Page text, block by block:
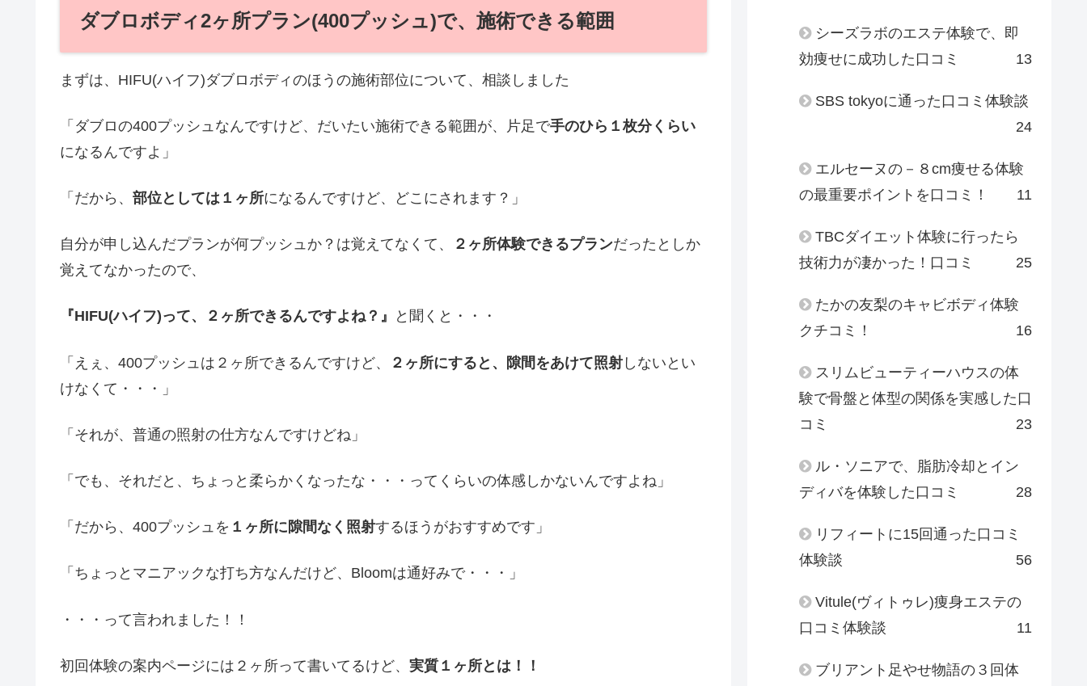
ダブロボディ2ヶ所プラン(400プッシュ)で、施術できる範囲
まずは、HIFU(ハイフ)ダブロボディのほうの施術部位について、相談しました
「ダブロの400プッシュなんですけど、だいたい施術できる範囲が、片足で手のひら１枚分くらい
になるんですよ」
「だから、 部位としては１ヶ所になるんですけど、どこにされます？」
自分が申し込んだプランが何プッシュか？は覚えてなくて、 ２ヶ所体験できるプランだったとしか
覚えてなかったので、
『HIFU(ハイフ)って、２ヶ所できるんですよね？』 と聞くと・・・
「えぇ、400プッシュは２ヶ所できるんですけど、 ２ヶ所にすると、隙間をあけて照射 しないとい
けなくて・・・」
「それが、普通の照射の仕方なんですけどね」
「でも、それだと、ちょっと柔らかくなったな・・・ってくらいの体感しかないんですよね」
「だから、400プッシュを １ヶ所に隙間なく照射するほうがおすすめです」
「ちょっとマニアックな打ち方なんだけど、Bloomは通好みで・・・」
・・・って言われました！！
初回体験の案内ページには２ヶ所って書いてるけど、 実質１ヶ所とは！！
シーズラボのエステ体験で、即
効痩せに成功した口コミ
13
SBS tokyoに通った口コミ体験談
24
エルセーヌの－８cm痩せる体験
の最重要ポイントを口コミ！
11
TBCダイエット体験に行ったら
技術力が凄かった！口コミ
25
たかの友梨のキャビボディ体験
クチコミ！
16
スリムビューティーハウスの体
験で骨盤と体型の関係を実感した口
コミ
23
ル・ソニアで、脂肪冷却とイン
ディバを体験した口コミ
28
リフィートに15回通った口コミ
体験談
56
Vitule(ヴィトゥレ)痩身エステの
口コミ体験談
11
ブリアント足やせ物語の３回体